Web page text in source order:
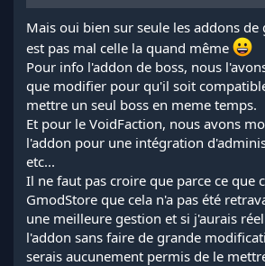
Mais oui bien sur seule les addons
est pas mal celle la quand même
Pour info l'addon de boss, nous
que modifier pour qu'il soit
mettre un seul boss en meme temps.
Et pour le VoidFaction, nous avons
l'addon pour une intégration
etc...
Il ne faut pas croire que parce ce que
GmodStore que cela n'a pas été
une meilleure gestion et si j'aurais
l'addon sans faire de grande
serais aucunement permis de le